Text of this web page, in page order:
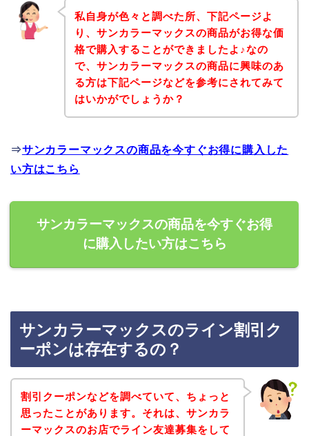
私自身が色々と調べた所、下記ページよ
り、サンカラーマックスの商品がお得な価
格で購入することができましたよ♪なの
で、サンカラーマックスの商品に興味のあ
る方は下記ページなどを参考にされてみて
はいかがでしょうか？
⇒サンカラーマックスの商品を今すぐお得に購入した
い方はこちら
サンカラーマックスの商品を今すぐお得
に購入したい方はこちら
サンカラーマックスのライン割引ク
ーポンは存在するの？
割引クーポンなどを調べていて、ちょっと
思ったことがあります。それは、サンカラ
ーマックスのお店でライン友達募集をして